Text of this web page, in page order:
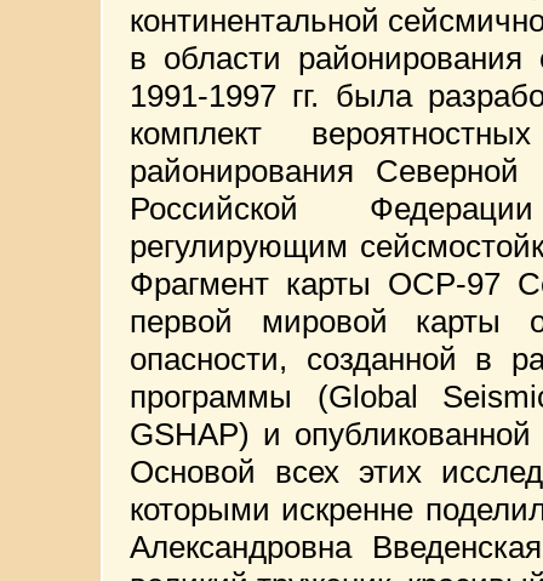
континентальной
в области районирования
1991-1997 гг. была
комплект
районирования
Российской
регулирующим
Фрагмент карты ОСР-97
первой мировой карты
опасности, созданной в
программы (Global
GSHAP) и
Основой всех этих
которыми искренне
Александровна